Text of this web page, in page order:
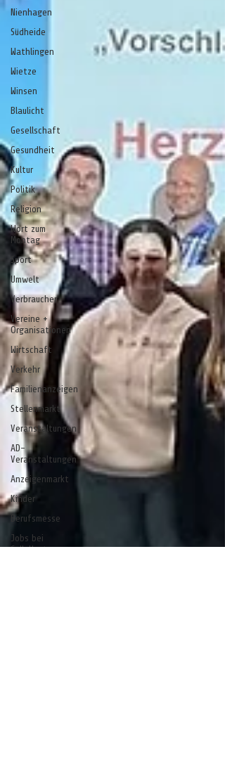
Nienhagen
Südheide
Wathlingen
Wietze
Winsen
Blaulicht
Gesellschaft
Gesundheit
Kultur
Politik
Religion
Wort zum
Montag
Sport
Umwelt
Verbraucher
Vereine +
Organisationen
Wirtschaft
Verkehr
Familienanzeigen
Stellenmarkt
Veranstaltungen
AD-
Veranstaltungen
Anzeigenmarkt
Kinder
Berufsmesse
Jobs bei
CelleHeute